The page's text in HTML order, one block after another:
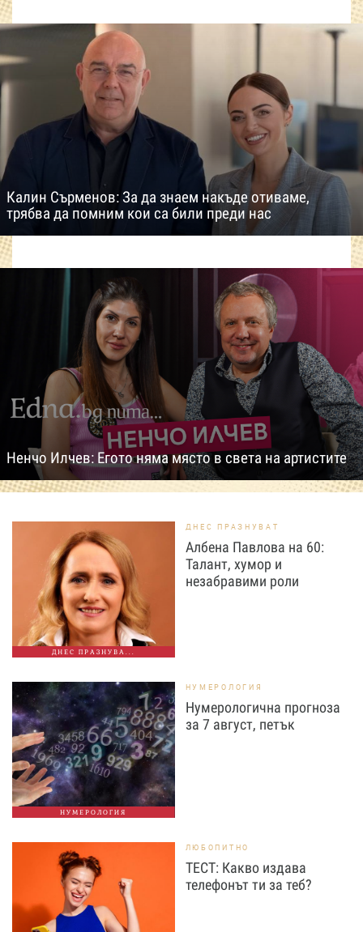
Калин Сърменов: За да знаем накъде отиваме,
трябва да помним кои са били преди нас
Ненчо Илчев: Егото няма място в света на артистите
ДНЕС ПРАЗНУВА...
ДНЕС ПРАЗНУВАТ
Албена Павлова на 60:
Талант, хумор и
незабравими роли
НУМЕРОЛОГИЯ
НУМЕРОЛОГИЯ
Нумерологична прогноза
за 7 август, петък
ЛЮБОПИТНО
ТЕСТ: Какво издава
телефонът ти за теб?